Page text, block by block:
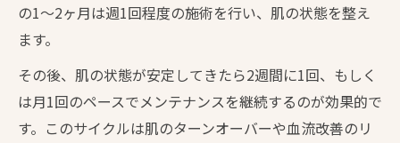
の1〜2ヶ月は週1回程度の施術を行い、肌の状態を整え
ます。
その後、肌の状態が安定してきたら2週間に1回、もしく
は月1回のペースでメンテナンスを継続するのが効果的で
す。このサイクルは肌のターンオーバーや血流改善のリ